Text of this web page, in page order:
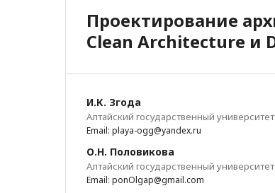
Проектирование
Clean Architecture и
И.К. Згода
Алтайский государственный университет
Email: playa-ogg@yandex.ru
О.Н. Половикова
Алтайский государственный университет
Email: ponOlgap@gmail.com